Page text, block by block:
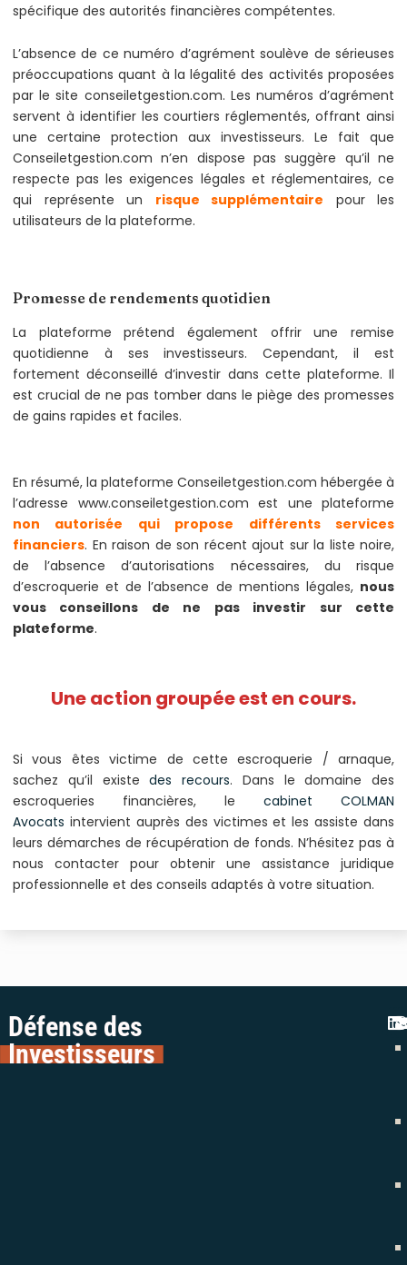
spécifique des autorités financières compétentes.
L’absence de ce numéro d’agrément soulève de sérieuses
préoccupations quant à la légalité des activités proposées
par le site conseiletgestion.com. Les numéros d’agrément
servent à identifier les courtiers réglementés, offrant ainsi
une certaine protection aux investisseurs. Le fait que
Conseiletgestion.com n’en dispose pas suggère qu’il ne
respecte pas les exigences légales et réglementaires, ce
qui représente un risque supplémentaire pour les
utilisateurs de la plateforme.
Promesse de rendements quotidien
La plateforme prétend également offrir une remise
quotidienne à ses investisseurs. Cependant, il est
fortement déconseillé d’investir dans cette plateforme. Il
est crucial de ne pas tomber dans le piège des promesses
de gains rapides et faciles.
En résumé, la plateforme Conseiletgestion.com hébergée à
l’adresse www.conseiletgestion.com est une plateforme
non autorisée qui propose différents services
financiers. En raison de son récent ajout sur la liste noire,
de l’absence d’autorisations nécessaires, du risque
d’escroquerie et de l’absence de mentions légales, nous
vous conseillons de ne pas investir sur cette
plateforme.
Une action groupée est en cours.
Si vous êtes victime de cette escroquerie / arnaque,
sachez qu’il existedes recours. Dans le domaine des
escroqueries financières, le cabinet COLMAN
Avocats intervient auprès des victimes et les assiste dans
leurs démarches de récupération de fonds. N’hésitez pas à
nous contacter pour obtenir une assistance juridique
professionnelle et des conseils adaptés à votre situation.
Défense des
Investisseurs